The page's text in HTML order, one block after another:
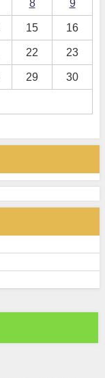
8 9
15 16
22 23
29 30